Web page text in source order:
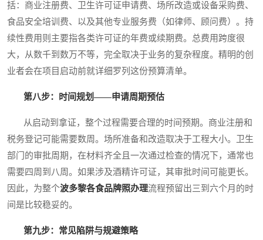
括：商业注册费、卫生许可证申请费、场所改造或设备采购费、
食品安全培训费、以及其他专业服务费（如律师、顾问费）。持
续性费用则主要指各类许可证的年费或续期费。总费用跨度很
大，从数千到数万不等，完全取决于业务的复杂程度。精明的创
业者会在项目启动前就详细罗列这份预算清单。
第八步：时间规划——申请周期预估
从启动到拿证，整个过程需要合理的时间预期。商业注册和
税务登记可能需要数周。场所准备和改造取决于工程大小。卫生
部门的审批周期，在材料齐全且一次通过检查的情况下，通常也
需要四周到八周。如果涉及酒精许可证，其审批时间可能更长。
因此，为整个波多黎各食品牌照办理流程预留出三到六个月的时
间是比较稳妥的。
第九步：常见陷阱与规避策略